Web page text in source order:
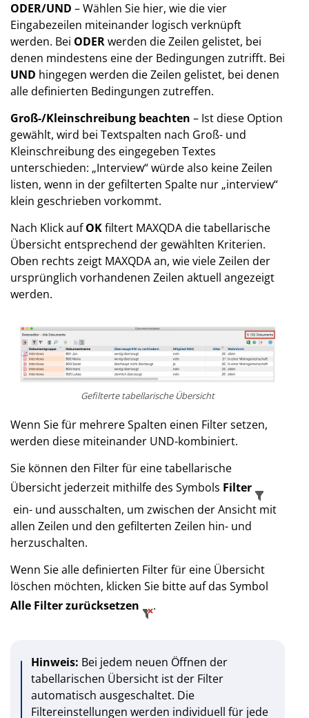
ODER/UND – Wählen Sie hier, wie die vier
Eingabezeilen miteinander logisch verknüpft
werden. Bei ODERwerden die Zeilen gelistet, bei
denen mindestens eine der Bedingungen zutrifft. Bei
UND hingegen werden die Zeilen gelistet, bei denen
alle definierten Bedingungen zutreffen.
Groß-/Kleinschreibung beachten – Ist diese Option
gewählt, wird bei Textspalten nach Groß- und
Kleinschreibung des eingegeben Textes
unterschieden: „Interview“ würde also keine Zeilen
listen, wenn in der gefilterten Spalte nur „interview“
klein geschrieben vorkommt.
Nach Klick aufOKfiltert MAXQDA die tabellarische
Übersicht entsprechend der gewählten Kriterien.
Oben rechts zeigt MAXQDA an, wie viele Zeilen der
ursprünglich vorhandenen Zeilen aktuell angezeigt
werden.
Gefilterte tabellarische Übersicht
Wenn Sie für mehrere Spalten einen Filter setzen,
werden diese miteinander UND-kombiniert.
Sie können den Filter für eine tabellarische
Übersicht jederzeit mithilfe des Symbols Filter
ein- und ausschalten, um zwischen der Ansicht mit
allen Zeilen und den gefilterten Zeilen hin- und
herzuschalten.
Wenn Sie alle definierten Filter für eine Übersicht
löschen möchten, klicken Sie bitte auf das Symbol
Alle Filter zurücksetzen
.
Hinweis: Bei jedem neuen Öffnen der
tabellarischen Übersicht ist der Filter
automatisch ausgeschaltet. Die
Filtereinstellungen werden individuell für jede